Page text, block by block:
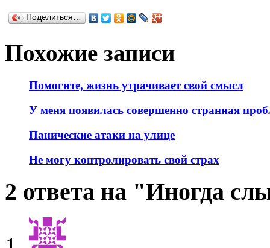
Поделиться…
Похожие записи
Помогите, жизнь утрачивает свой смысл
У меня появилась совершенно странная
Панические атаки на улице
Не могу контролировать свой страх
2 ответа на "Иногда